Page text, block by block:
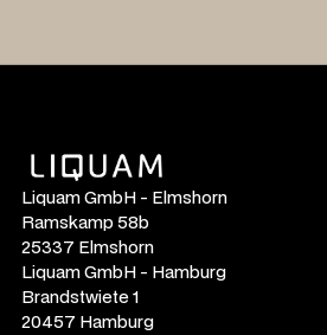
Liquam GmbH - Elmshorn
Ramskamp 58b
25337 Elmshorn
Liquam GmbH - Hamburg
Brandstwiete 1
20457 Hamburg